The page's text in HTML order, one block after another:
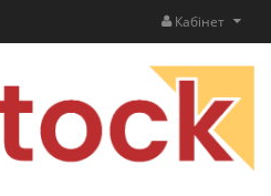
Кабінет